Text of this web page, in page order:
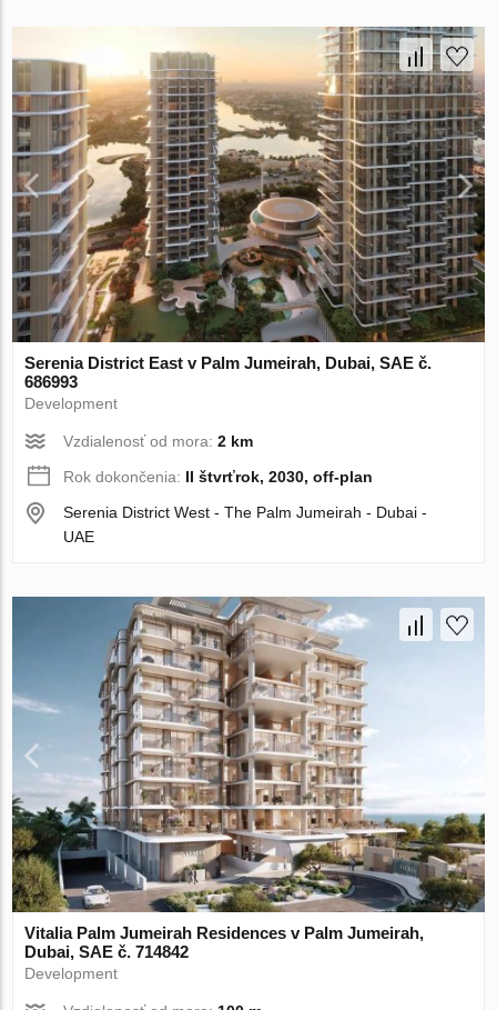
Serenia District East v Palm Jumeirah, Dubai, SAE č.
686993
Development
Vzdialenosť od mora:2 km
Rok dokončenia: II štvrťrok, 2030, off-plan
Serenia District West - The Palm Jumeirah - Dubai -
UAE
Vitalia Palm Jumeirah Residences v Palm Jumeirah,
Dubai, SAE č. 714842
Development